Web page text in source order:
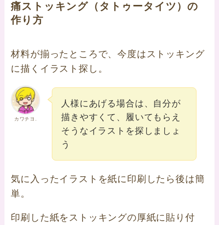
痛ストッキング（タトゥータイツ）の
作り方
材料が揃ったところで、今度はストッキング
に描くイラスト探し。
カワチヨ.
人様にあげる場合は、自分が
描きやすくて、履いてもらえ
そうなイラストを探しましょ
う
気に入ったイラストを紙に印刷したら後は簡
単。
印刷した紙をストッキングの厚紙に貼り付